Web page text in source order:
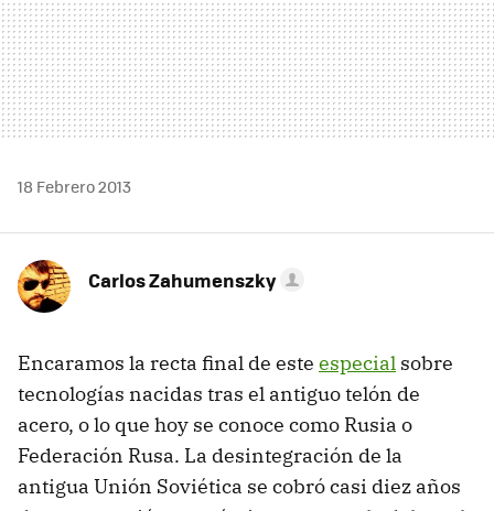
18 Febrero 2013
Carlos Zahumenszky
Encaramos la recta final de este especial sobre
tecnologías nacidas tras el antiguo telón de
acero, o lo que hoy se conoce como Rusia o
Federación Rusa. La desintegración de la
antigua Unión Soviética se cobró casi diez años